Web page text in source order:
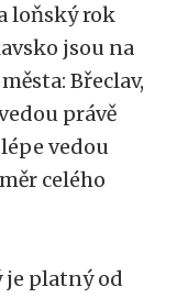
loňský rok
jsou na
Břeclav,
právě
vedou
celého
je platný od